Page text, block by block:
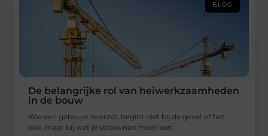
BLOG
De belangrijke rol van heiwerkzaamheden
in de bouw
Wie een gebouw neerzet, begint niet bij de gevel of het
dak, maar bij wat je straks niet meer ziet: